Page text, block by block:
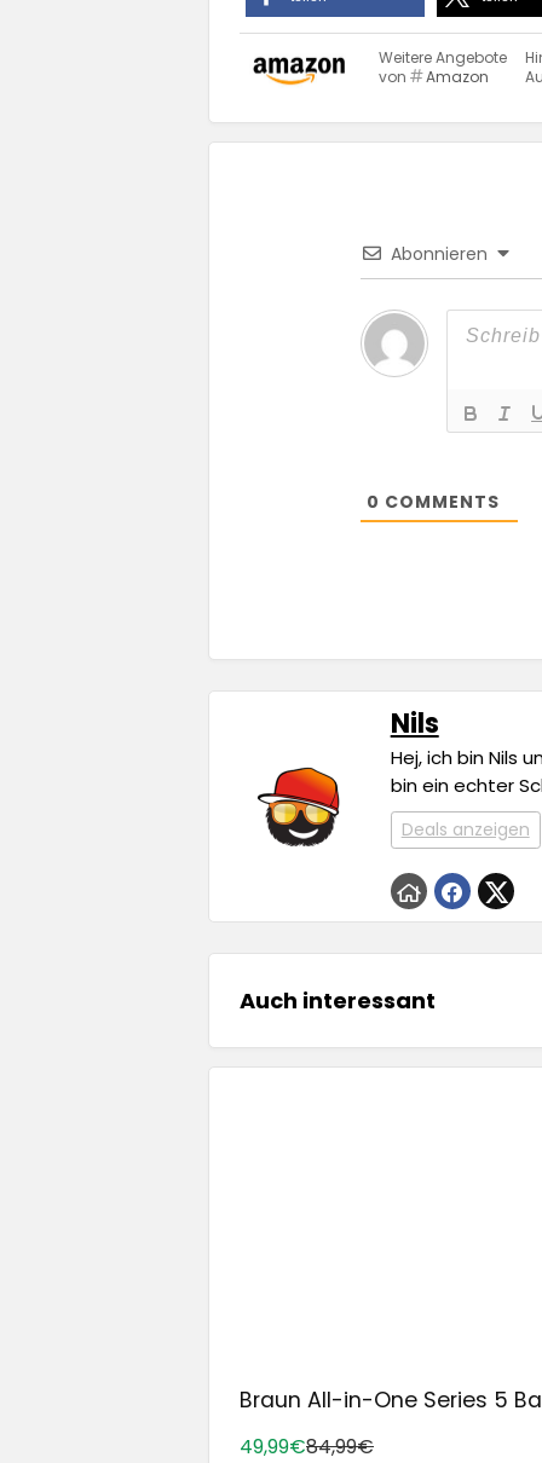
Weitere Angebote
von
Amazon
Abonnieren
0 COMMENTS
Nils
Hej, ich bin Nils
bin ein echter
Deals anzeigen
Auch interessant
Braun All-in-One Series 5
49,99€84,99€